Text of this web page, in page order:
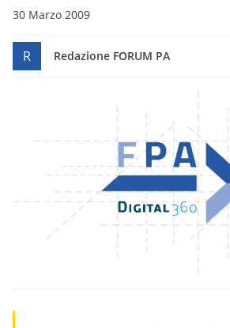
30 Marzo 2009
R Redazione FORUM PA